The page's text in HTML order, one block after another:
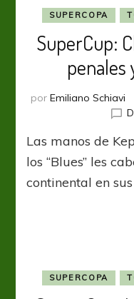
SUPERCOPA
SuperCup:
penales
por Emiliano Schiavi
Las manos de
los “Blues” les
continental en
SUPERCOPA